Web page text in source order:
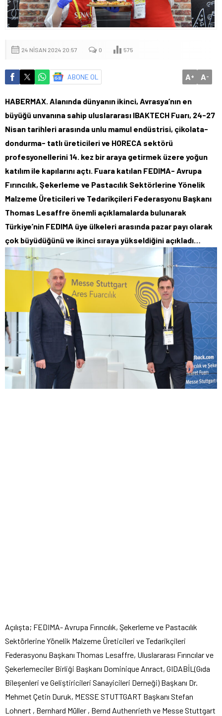
24 NISAN 2024 20:57 0 575
ABONE OL A+ A-
HABERMAX. Alanında dünyanın ikinci, Avrasya’nın en
büyüğü unvanına sahip uluslararası IBAKTECH Fuarı, 24-27
Nisan tarihleri arasında unlu mamul endüstrisi, çikolata-
dondurma- tatlı üreticileri ve HORECA sektörü
profesyonellerini 14. kez bir araya getirmek üzere yoğun
katılım ile kapılarını açtı. Fuara katılan FEDIMA- Avrupa
Fırıncılık, Şekerleme ve Pastacılık Sektörlerine Yönelik
Malzeme Üreticileri ve Tedarikçileri Federasyonu Başkanı
Thomas Lesaffre önemli açıklamalarda bulunarak
Türkiye’nin FEDIMA üye ülkeleri arasında pazar payı olarak
çok büyüdüğünü ve ikinci sıraya yükseldiğini açıkladı…
Açılışta; FEDIMA- Avrupa Fırıncılık, Şekerleme ve Pastacılık
Sektörlerine Yönelik Malzeme Üreticileri ve Tedarikçileri
Federasyonu Başkanı Thomas Lesaffre, Uluslararası Fırıncılar ve
Şekerlemeciler Birliği Başkanı Dominique Anract, GIDABİL(Gıda
Bileşenleri ve Geliştiricileri Sanayicileri Derneği) Başkanı Dr.
Mehmet Çetin Duruk, MESSE STUTTGART Başkanı Stefan
Lohnert , Bernhard Müller , Bernd Authenrieth ve Messe Stuttgart